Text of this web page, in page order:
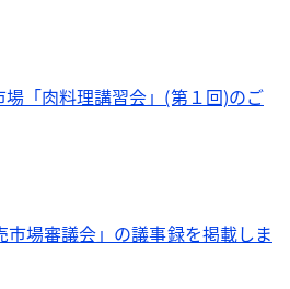
「肉料理講習会」(第１回)のご
市場審議会」の議事録を掲載しま